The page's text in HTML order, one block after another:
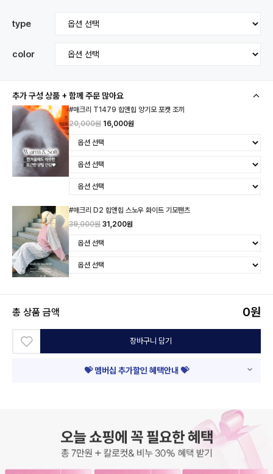
type
color
추가 구성 상품 + 함께 주문 많아요
#매크리 T1479 힙앤힙 양기모 포켓 조끼
20,000원 16,000원
#매크리 D2 힙앤힙 스노우 화이트 기모팬츠
39,000원 31,200원
총 상품 금액 0원
장바구니 담기
💝 멤버십 추가할인 혜택안내 💝